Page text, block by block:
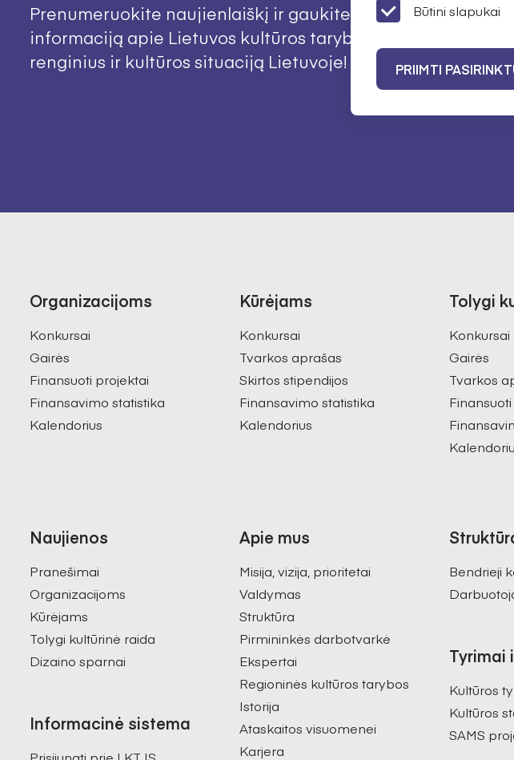
Prenumeruokite naujienlaiškį ir gaukite svarbiausią
informaciją apie Lietuvos kultūros tarybos finansavimą,
renginius ir kultūros situaciją Lietuvoje!
Organizacijoms
Konkursai
Gairės
Finansuoti projektai
Finansavimo statistika
Kalendorius
Kūrėjams
Konkursai
Tvarkos aprašas
Skirtos stipendijos
Finansavimo statistika
Kalendorius
Tolygi
Konkursai
Gairės
Tvarkos
Naujienos
Pranešimai
Organizacijoms
Kūrėjams
Tolygi kultūrinė raida
Dizaino sparnai
Informacinė sistema
Apie mus
Misija, vizija, prioritetai
Valdymas
Struktūra
Pirmininkės darbotvarkė
Ekspertai
Regioninės kultūros tarybos
Istorija
Ataskaitos visuomenei
Karjera
Bendrieji
Tyrimai
Kultūros
Kultūros
SAMS
Būtini slapukai
PRIIMTI